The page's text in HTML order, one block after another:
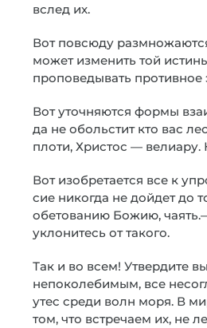
вслед их.
Вот повсюду
может изменить той
проповедывать
Вот уточняются формы
да не обольстит кто вас
плоти, Христос — велиару.
Вот изобретается все к
сие никогда не дойдет до
обетованию Божию,
уклонитесь от такого.
Так и во всем! Утвердите
непоколебимым, все
утес среди волн моря. В
том, что встречаем их, не